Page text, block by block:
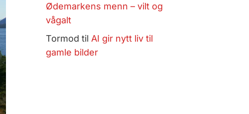
Ødemarkens menn – vilt og
vågalt
Tormod til AI gir nytt liv til
gamle bilder